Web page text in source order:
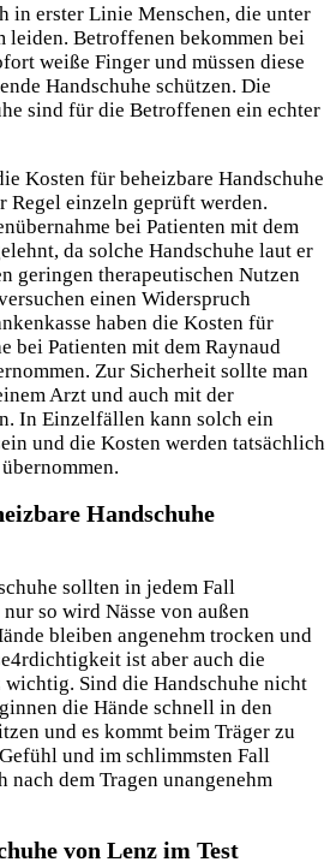
in erster Linie Menschen, die unter
leiden. Betroffenen bekommen bei
weiße Finger und müssen diese
Handschuhe schützen. Die
sind für die Betroffenen ein echter
Kosten für beheizbare Handschuhe
Regel einzeln geprüft werden.
bei Patienten mit dem
da solche Handschuhe laut er
geringen therapeutischen Nutzen
einen Widerspruch
haben die Kosten für
bei Patienten mit dem Raynaud
Zur Sicherheit sollte man
Arzt und auch mit der
In Einzelfällen kann solch ein
und die Kosten werden tatsächlich
Handschuhe
sollten in jedem Fall
so wird Nässe von außen
bleiben angenehm trocken und
ist aber auch die
Sind die Handschuhe nicht
die Hände schnell in den
und es kommt beim Träger zu
und im schlimmsten Fall
nach dem Tragen unangenehm
von Lenz im Test